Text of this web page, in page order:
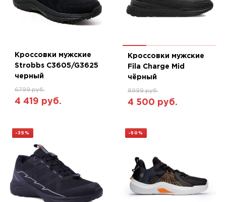
Кроссовки мужские
Strobbs C3605/G3625
черный
6799 руб.
4 419 руб.
Кроссовки мужские
Fila Charge Mid
чёрный
8999 руб.
4 500 руб.
-35% -50%